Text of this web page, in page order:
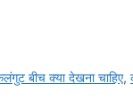
बीच क्या देखना चाहिए,